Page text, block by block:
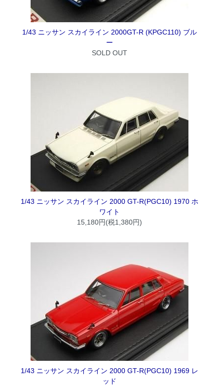
1/43 ニッサン スカイライン 2000GT-R (KPGC110) ブル
ー
SOLD OUT
1/43 ニッサン スカイライン 2000 GT-R(PGC10) 1970 ホ
ワイト
15,180円(税1,380円)
1/43 ニッサン スカイライン 2000 GT-R(PGC10) 1969 レ
ッド